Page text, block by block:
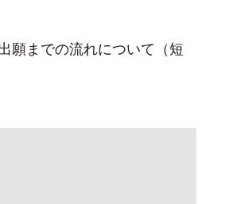
願までの流れについて（短